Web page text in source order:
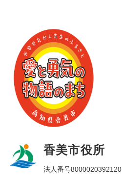
香美市役所
法人番号8000020392120